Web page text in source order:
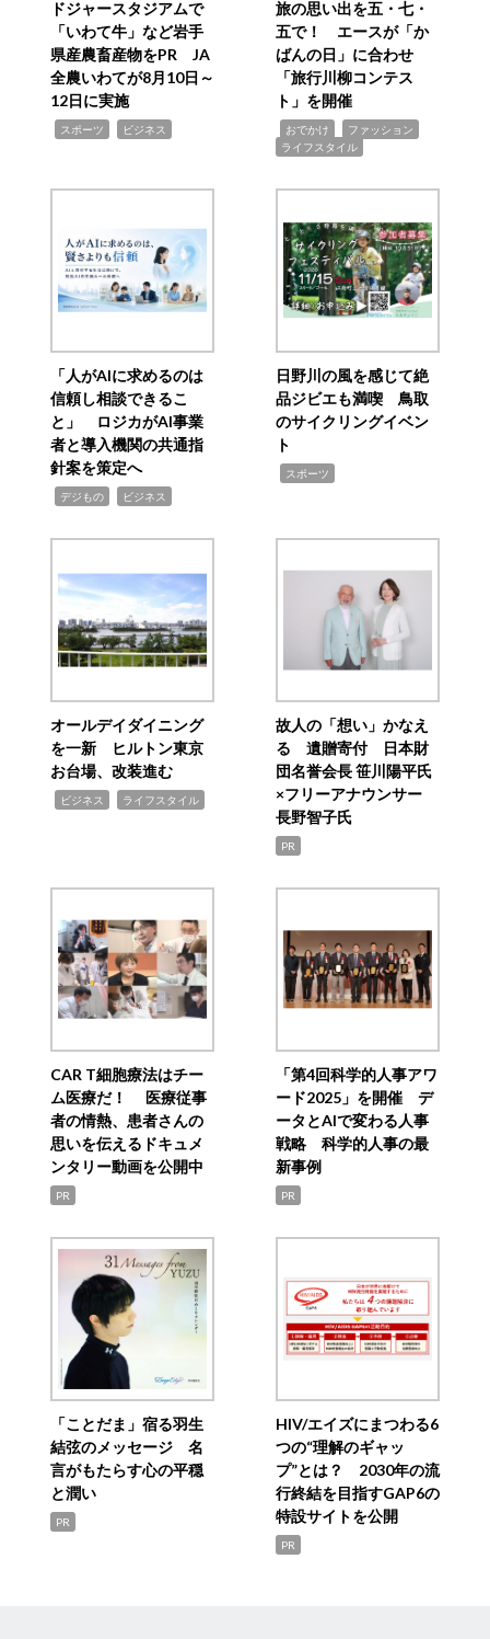
ドジャースタジアムで
「いわて牛」など岩手
県産農畜産物をPR JA
全農いわてが8月10日～
12日に実施
スポーツ ビジネス
旅の思い出を五・七・
五で！ エースが「か
ばんの日」に合わせ
「旅行川柳コンテス
ト」を開催
おでかけ ファッション
ライフスタイル
「人がAIに求めるのは
信頼し相談できるこ
と」 ロジカがAI事業
者と導入機関の共通指
針案を策定へ
デジもの ビジネス
日野川の風を感じて絶
品ジビエも満喫 鳥取
のサイクリングイベン
ト
スポーツ
オールデイダイニング
を一新 ヒルトン東京
お台場、改装進む
ビジネス ライフスタイル
故人の「想い」かなえ
る 遺贈寄付 日本財
団名誉会長 笹川陽平氏
×フリーアナウンサー
長野智子氏
PR
CAR T細胞療法はチー
ム医療だ！ 医療従事
者の情熱、患者さんの
思いを伝えるドキュメ
ンタリー動画を公開中
PR
「第4回科学的人事アワ
ード2025」を開催 デ
ータとAIで変わる人事
戦略 科学的人事の最
新事例
PR
「ことだま」宿る羽生
結弦のメッセージ 名
言がもたらす心の平穏
と潤い
PR
HIV/エイズにまつわる6
つの“理解のギャッ
プ”とは？ 2030年の流
行終結を目指すGAP6の
特設サイトを公開
PR